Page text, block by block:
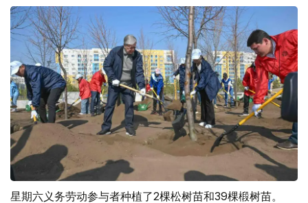
星期六义务劳动参与者种植了2棵松树苗和39棵椴树苗。